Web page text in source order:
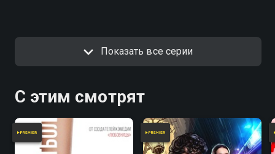
Показать все серии
С этим смотрят